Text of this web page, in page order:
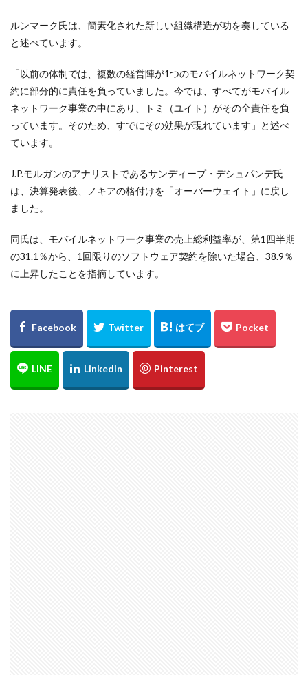
ルンマーク氏は、簡素化された新しい組織構造が功を奏している
と述べています。
「以前の体制では、複数の経営陣が1つのモバイルネットワーク契
約に部分的に責任を負っていました。今では、すべてがモバイル
ネットワーク事業の中にあり、トミ（ユイト）がその全責任を負
っています。そのため、すでにその効果が現れています」と述べ
ています。
J.P.モルガンのアナリストであるサンディープ・デシュパンデ氏
は、決算発表後、ノキアの格付けを「オーバーウェイト」に戻し
ました。
同氏は、モバイルネットワーク事業の売上総利益率が、第1四半期
の31.1％から、1回限りのソフトウェア契約を除いた場合、38.9％
に上昇したことを指摘しています。